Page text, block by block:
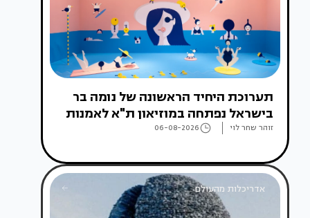
תערוכת היחיד הראשונה של נומה בר
בישראל נפתחה במוזיאון ת"א לאמנות
זוהר שחר לוי 06-08-2026
אדריכלות מהעולם